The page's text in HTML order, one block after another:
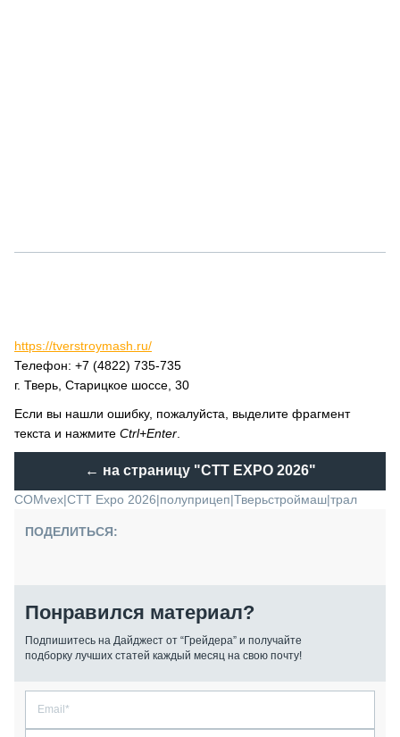
https://tverstroymash.ru/
Телефон: +7 (4822) 735-735
г. Тверь, Старицкое шоссе, 30
Если вы нашли ошибку, пожалуйста, выделите фрагмент
текста и нажмите Ctrl+Enter
← на страницу "CTT EXPO 2026"
COMvex|CTT Expo 2026|полуприцеп|Тверьстроймаш|трал
ПОДЕЛИТЬСЯ:
Понравился материал?
Подпишитесь на Дайджест от “Грейдера” и получайте
подборку лучших статей каждый месяц на свою почту!